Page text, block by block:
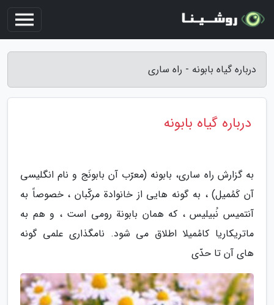
درباره گیاه بابونه - راه ساری
درباره گیاه بابونه
به گزارش راه ساری، بابونه (معرّب آن بابونَج و نام انگلیسی
آن کَمُمیل) ، به گونه هایی از خانوادة مرکّبان ، خصوصاً به
آنتمیس نُبیلیس ، که همان بابونة رومی است ، و هم به
ماتریکاریا کامُمیلا اطلاق می شود. نامگذاری علمی گونه
های آن تا حدّی